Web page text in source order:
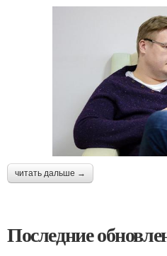
читать дальше →
Последние